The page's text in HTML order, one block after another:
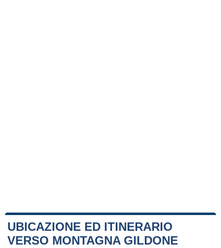
UBICAZIONE ED ITINERARIO
VERSO MONTAGNA GILDONE
Leaflet|Map data ©OpenStreetMap